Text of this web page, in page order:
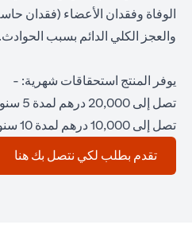
الوفاة وفقدان الأعضاء (فقدان
والعجز الكلي الدائم بسبب الحوادث.
يوفر المنتج استحقاقات شهرية: -
تصل إلى 20,000 درهم لمدة 5 سنوات؛ أو
تصل إلى 10,000 درهم لمدة 10 سنوات
تقدم بطلب لكي نتصل بك هنا